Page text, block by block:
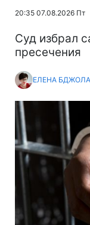
20:35 07.08.2026 Пт
Суд избрал
пресечения
ЕЛЕНА БДЖОЛА